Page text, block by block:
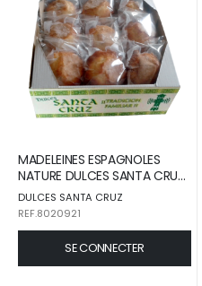
MADELEINES ESPAGNOLES
NATURE DULCES SANTA CRUZ
18 PIECES EMBALLAGES
INDIVIDUELS BOITE CARTON
DULCES SANTA CRUZ
REF.8020921
SE CONNECTER